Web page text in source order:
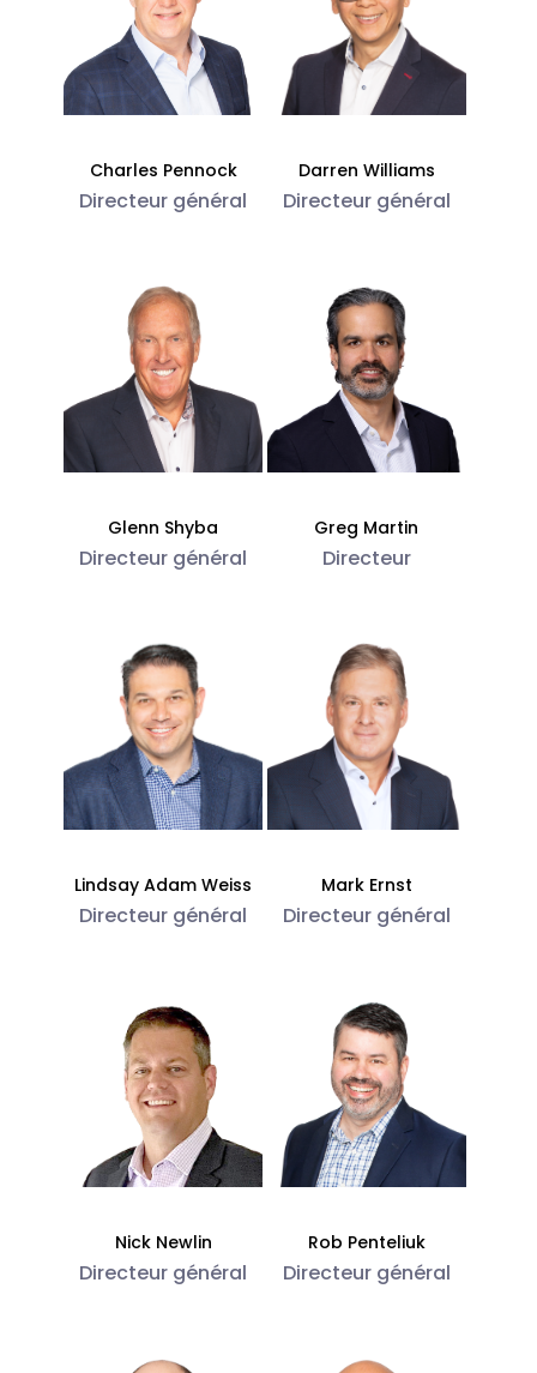
Charles Pennock
Directeur général
Darren Williams
Directeur général
Glenn Shyba
Directeur général
Greg Martin
Directeur
Lindsay Adam Weiss
Directeur général
Mark Ernst
Directeur général
Nick Newlin
Directeur général
Rob Penteliuk
Directeur général